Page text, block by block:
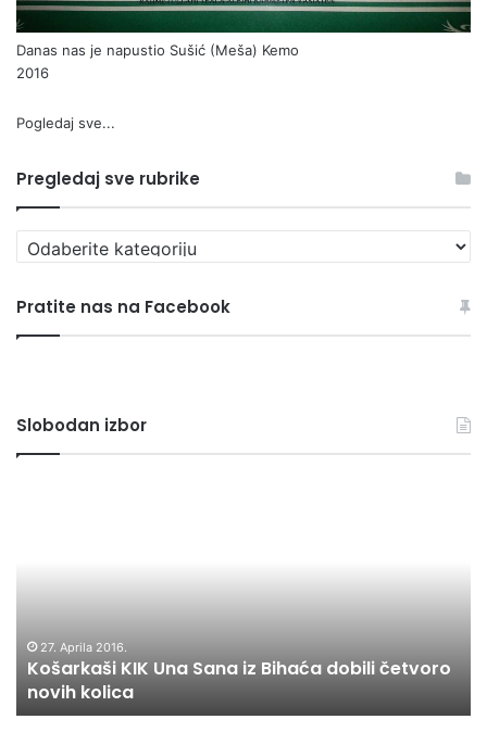
Danas nas je napustio Sušić (Meša) Kemo
2016
Pogledaj sve...
Pregledaj sve rubrike
Pregledaj
sve
Pratite nas na Facebook
Slobodan izbor
četvoro
novih
kolica
27. Aprila 2016.
Košarkaši KIK Una Sana iz Bihaća dobili četvoro
novih kolica